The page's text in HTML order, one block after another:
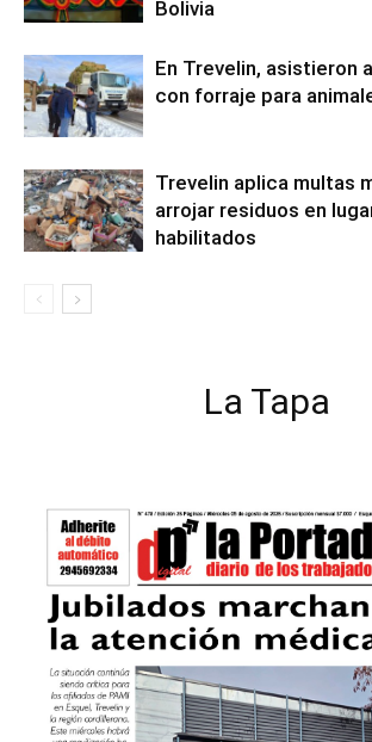
Bolivia
En Trevelin, asistieron
con forraje para
Trevelin aplica multas
arrojar residuos en
habilitados
La Tapa